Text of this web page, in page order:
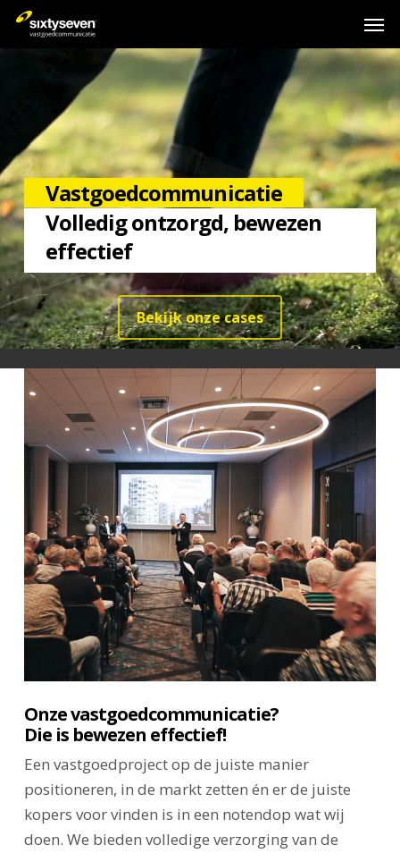
Skip
content
Vastgoedcommunicatie
Volledig ontzorgd, bewezen
effectief
Bekijk onze cases
Onze vastgoedcommunicatie?
Die is bewezen effectief!
Een vastgoedproject op de juiste manier
positioneren, in de markt zetten én er de juiste
kopers voor vinden is in een notendop wat wij
doen. We bieden volledige verzorging van de